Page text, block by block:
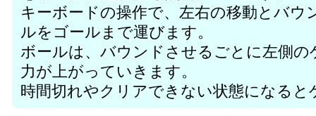
キーボードの操作で、左右の移動とバウ
ルをゴールまで運びます。
ボールは、バウンドさせるごとに左側
力が上がっていきます。
時間切れやクリアできない状態になると